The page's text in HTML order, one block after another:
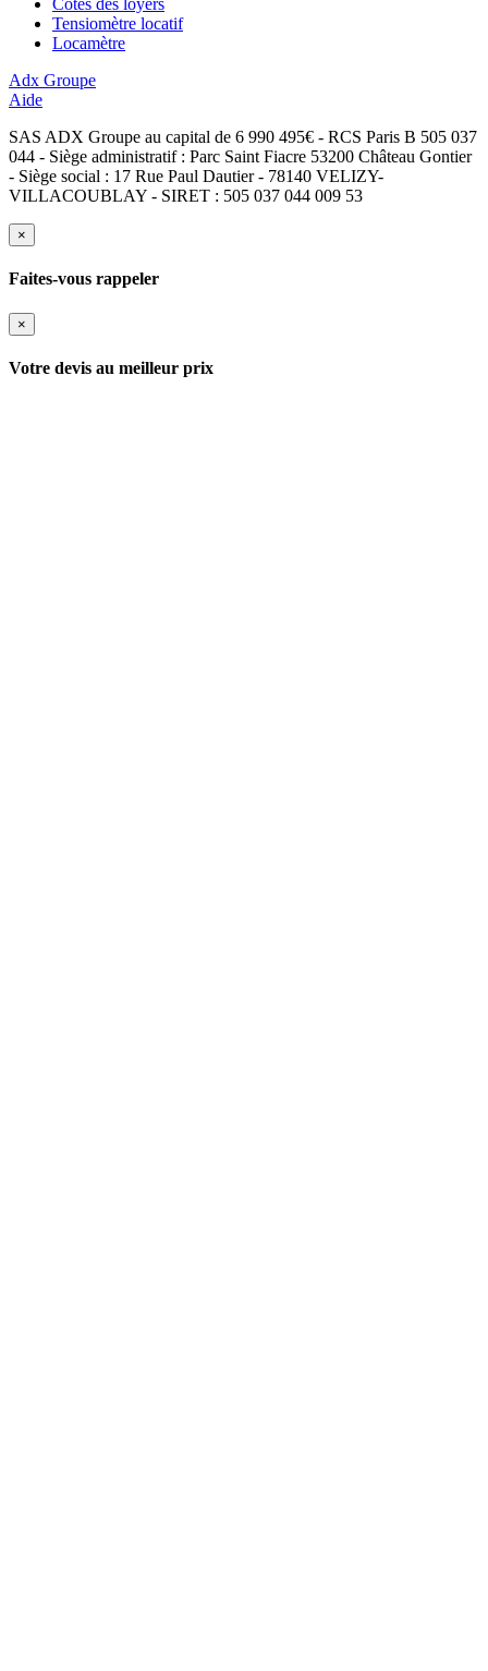
Cotes des loyers
Tensiomètre locatif
Locamètre
Adx Groupe
Aide
SAS ADX Groupe au capital de 6 990 495€ - RCS Paris B 505 037
044 - Siège administratif : Parc Saint Fiacre 53200 Château Gontier
- Siège social : 17 Rue Paul Dautier - 78140 VELIZY-
VILLACOUBLAY - SIRET : 505 037 044 009 53
×
Faites-vous rappeler
×
Votre devis au meilleur prix